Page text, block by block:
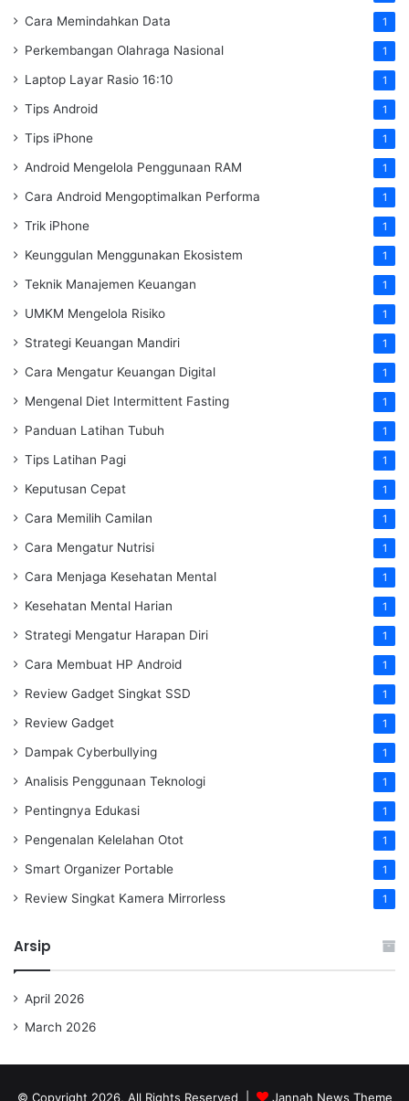
Cara Memindahkan Data 1
Perkembangan Olahraga Nasional 1
Laptop Layar Rasio 16:10 1
Tips Android 1
Tips iPhone 1
Android Mengelola Penggunaan RAM 1
Cara Android Mengoptimalkan Performa 1
Trik iPhone 1
Keunggulan Menggunakan Ekosistem 1
Teknik Manajemen Keuangan 1
UMKM Mengelola Risiko 1
Strategi Keuangan Mandiri 1
Cara Mengatur Keuangan Digital 1
Mengenal Diet Intermittent Fasting 1
Panduan Latihan Tubuh 1
Tips Latihan Pagi 1
Keputusan Cepat 1
Cara Memilih Camilan 1
Cara Mengatur Nutrisi 1
Cara Menjaga Kesehatan Mental 1
Kesehatan Mental Harian 1
Strategi Mengatur Harapan Diri 1
Cara Membuat HP Android 1
Review Gadget Singkat SSD 1
Review Gadget 1
Dampak Cyberbullying 1
Analisis Penggunaan Teknologi 1
Pentingnya Edukasi 1
Pengenalan Kelelahan Otot 1
Smart Organizer Portable 1
Review Singkat Kamera Mirrorless 1
Arsip
April 2026
March 2026
© Copyright 2026, All Rights Reserved | Jannah News Theme